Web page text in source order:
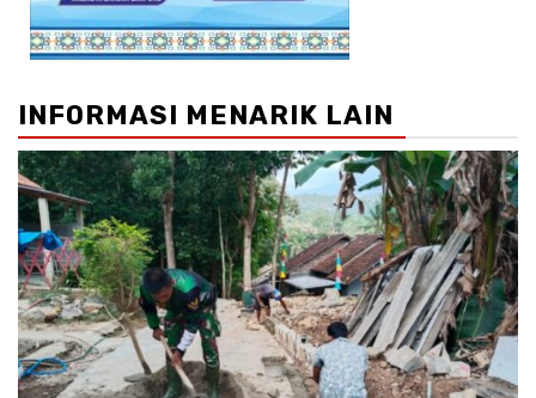
INFORMASI MENARIK LAIN